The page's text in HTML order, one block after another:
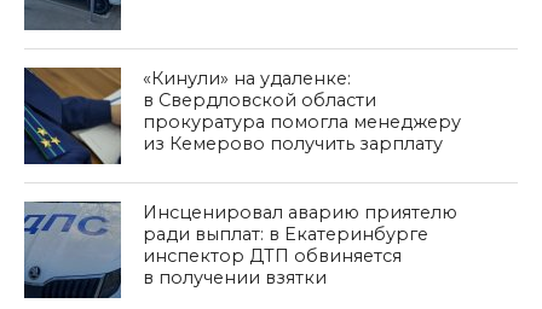
«Кинули» на удаленке:
в Свердловской области
прокуратура помогла менеджеру
из Кемерово получить зарплату
Инсценировал аварию приятелю
ради выплат: в Екатеринбурге
инспектор ДТП обвиняется
в получении взятки